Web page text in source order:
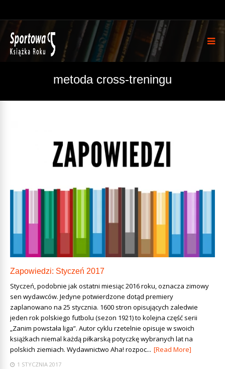
metoda cross-treningu
Zapowiedzi: Styczeń 2017
Styczeń, podobnie jak ostatni miesiąc 2016 roku, oznacza zimowy
sen wydawców. Jedyne potwierdzone dotąd premiery
zaplanowano na 25 stycznia. 1600 stron opisujących zaledwie
jeden rok polskiego futbolu (sezon 1921) to kolejna część serii
„Zanim powstała liga”. Autor cyklu rzetelnie opisuje w swoich
książkach niemal każdą piłkarską potyczkę wybranych lat na
polskich ziemiach. Wydawnictwo Aha! rozpoc... [Read More]
1 STYCZNIA 2017